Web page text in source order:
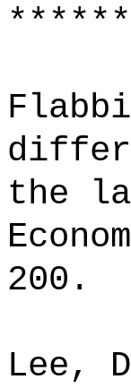
the
200.
Lee,